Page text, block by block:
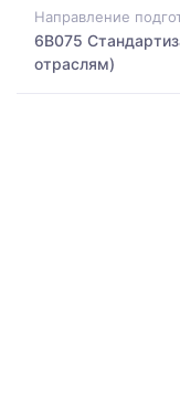
Направление
6B075
отраслям)